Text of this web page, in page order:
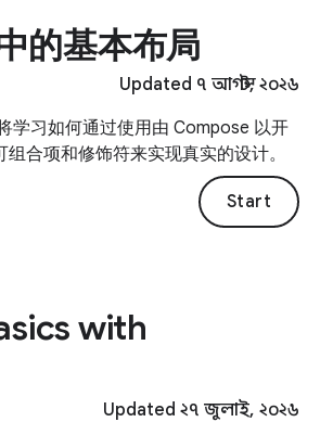
的基本布局
Updated ৭ আগস্ট, ২০২৬
学习如何通过使用由 Compose 以开
合项和修饰符来实现真实的设计。
Start
with
Updated ২৭ জুলাই, ২০২৬